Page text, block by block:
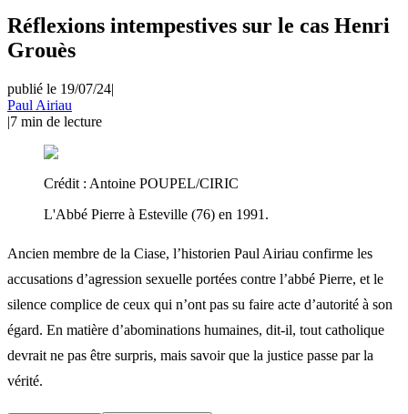
Réflexions intempestives sur le cas Henri
Grouès
publié le 19/07/24|
Paul Airiau
|7 min de lecture
Crédit : Antoine POUPEL/CIRIC
L'Abbé Pierre à Esteville (76) en 1991.
Ancien membre de la Ciase, l’historien Paul Airiau confirme les
accusations d’agression sexuelle portées contre l’abbé Pierre, et le
silence complice de ceux qui n’ont pas su faire acte d’autorité à son
égard. En matière d’abominations humaines, dit-il, tout catholique
devrait ne pas être surpris, mais savoir que la justice passe par la
vérité.